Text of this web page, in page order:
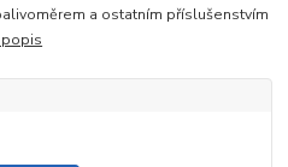
a ostatním příslušenstvím